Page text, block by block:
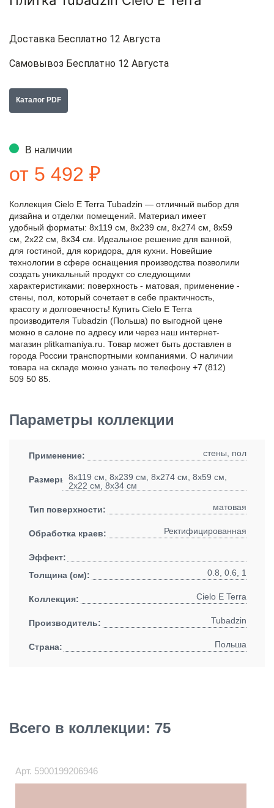
Доставка Бесплатно 12 Августа
Самовывоз Бесплатно 12 Августа
Каталог PDF
В наличии
от 5 492 ₽
Коллекция Cielo E Terra Tubadzin — отличный выбор для
дизайна и отделки помещений. Материал имеет
удобный форматы: 8x119 см, 8x239 см, 8x274 см, 8x59
см, 2x22 см, 8x34 см. Идеальное решение для ванной,
для гостиной, для коридора, для кухни. Новейшие
технологии в сфере оснащения производства позволили
создать уникальный продукт со следующими
характеристиками: поверхность - матовая, применение -
стены, пол, который сочетает в себе практичность,
красоту и долговечность! Купить Cielo E Terra
производителя Tubadzin (Польша) по выгодной цене
можно в салоне по адресу или через наш интернет-
магазин plitkamaniya.ru. Товар может быть доставлен в
города России транспортными компаниями. О наличии
товара на складе можно узнать по телефону +7 (812)
509 50 85.
Параметры коллекции
Применение: стены, пол
Размеры:8x119 см, 8x239 см, 8x274 см, 8x59 см,
2x22 см, 8x34 см
Тип поверхности: матовая
Обработка краев: Ректифицированная
Эффект:
Толщина (см):
0.8, 0.6, 1
Коллекция: Cielo E Terra
Производитель: Tubadzin
Страна: Польша
Всего в коллекции: 75
Арт. 5900199206946